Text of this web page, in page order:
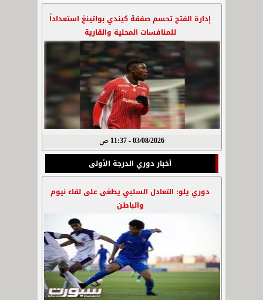
إدارة الفتح تحسم صفقة كيندي بواتينغ استعداداً
للمنافسات المحلية والقارية
03/08/2026 - 11:37 ص
أخبار دوري الدرجة الأولى
دوري يلو: التعادل السلبي يطغى على لقاء نيوم
والباطن